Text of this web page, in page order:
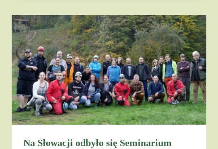
Na Słowacji odbyło się Seminarium